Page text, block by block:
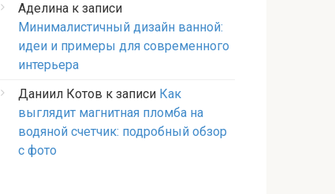
Аделина к записи
Минималистичный дизайн ванной:
идеи и примеры для современного
интерьера
Даниил Котов к записи Как
выглядит магнитная пломба на
водяной счетчик: подробный обзор
с фото